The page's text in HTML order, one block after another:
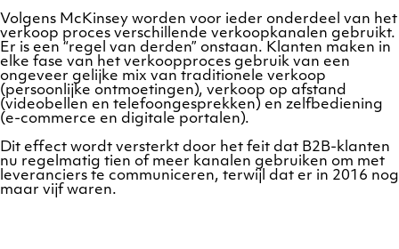
Volgens McKinsey worden voor ieder onderdeel van het
verkoop proces verschillende verkoopkanalen gebruikt.
Er is een “regel van derden” onstaan. Klanten maken in
elke fase van het verkoopproces gebruik van een
ongeveer gelijke mix van traditionele verkoop
(persoonlijke ontmoetingen), verkoop op afstand
(videobellen en telefoongesprekken) en zelfbediening
(e-commerce en digitale portalen).
Dit effect wordt versterkt door het feit dat B2B-klanten
nu regelmatig tien of meer kanalen gebruiken om met
leveranciers te communiceren, terwijl dat er in 2016 nog
maar vijf waren.